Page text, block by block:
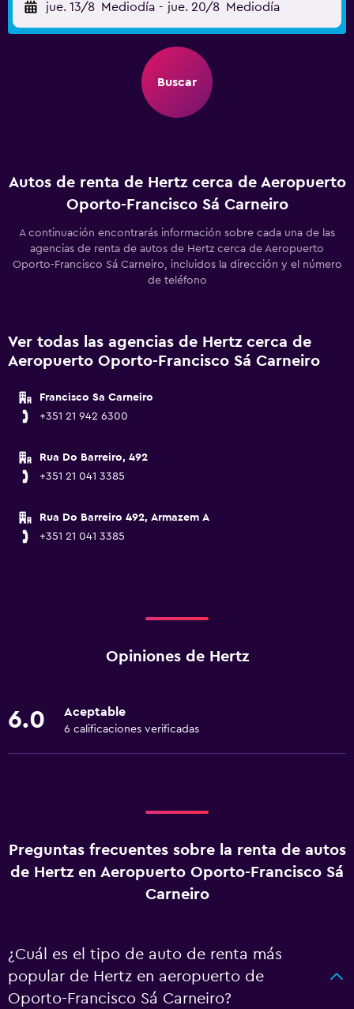
jue. 13/8 Mediodía - jue. 20/8 Mediodía
Buscar
Autos de renta de Hertz cerca de Aeropuerto
Oporto-Francisco Sá Carneiro
A continuación encontrarás información sobre cada una de las
agencias de renta de autos de Hertz cerca de Aeropuerto
Oporto-Francisco Sá Carneiro, incluidos la dirección y el número
de teléfono
Ver todas las agencias de Hertz cerca de
Aeropuerto Oporto-Francisco Sá Carneiro
Francisco Sa Carneiro
+351 21 942 6300
Rua Do Barreiro, 492
+351 21 041 3385
Rua Do Barreiro 492, Armazem A
+351 21 041 3385
Opiniones de Hertz
6.0 Aceptable
6 calificaciones verificadas
Preguntas frecuentes sobre la renta de autos
de Hertz en Aeropuerto Oporto-Francisco Sá
Carneiro
¿Cuál es el tipo de auto de renta más
popular de Hertz en aeropuerto de
Oporto-Francisco Sá Carneiro?